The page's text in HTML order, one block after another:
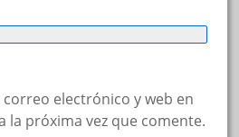
electrónico y web en
la próxima vez que comente.